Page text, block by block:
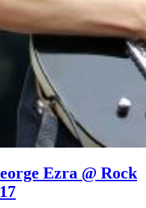
Ezra @ Rock